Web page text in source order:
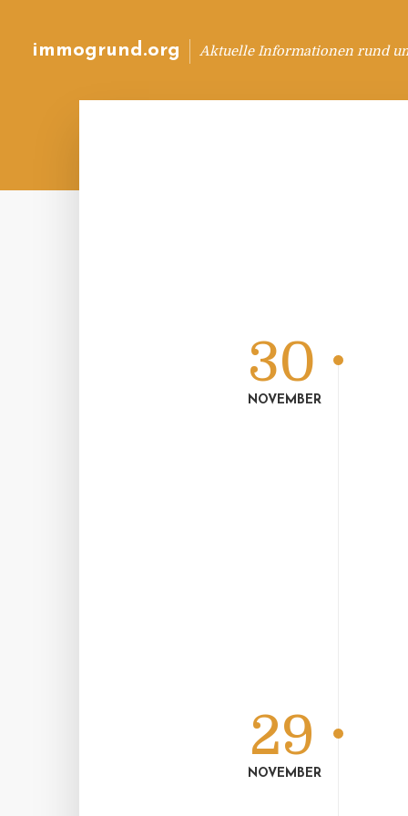
immogrund.org Aktuelle Informationen rund
30
NOVEMBER
29
NOVEMBER